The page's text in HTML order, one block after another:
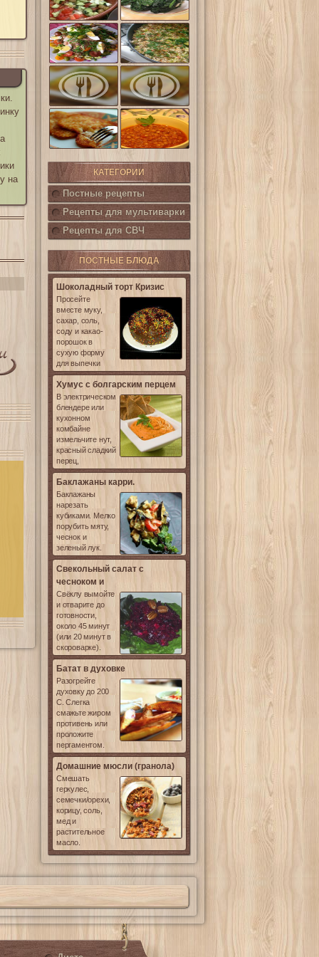
на
(Салат
Кампестре)
шпинат
Французский
салат Нисуаз
Ленивые
кабачки
Овощная
запеканка из
кабачков и
баклажанов
Салат из печени
трески с
каперсами
Картофельные
котлетки с
кукурузой
Горошница
КАТЕГОРИИ
Постные рецепты
Рецепты для мультиварки
Рецепты для СВЧ
ПОСТНЫЕ БЛЮДА
Шоколадный торт Кризис
Просейте
вместе муку,
сахар, соль,
соду и какао-
порошок в
сухую форму
для выпечки
Хумус с болгарским перцем
В электрическом
блендере или
кухонном
комбайне
измельчите нут,
красный сладкий
перец,
Баклажаны карри.
Баклажаны
нарезать
кубиками. Мелко
порубить мяту,
чеснок и
зеленый лук.
Свекольный салат с
чесноком и
Свёклу вымойте
и отварите до
готовности,
около 45 минут
(или 20 минут в
скороварке).
Батат в духовке
Разогрейте
духовку до 200
С. Слегка
смажьте жиром
противень или
проложите
пергаментом.
Домашние мюсли (гранола)
Смешать
геркулес,
семечки/орехи,
корицу, соль,
мед и
растительное
масло.